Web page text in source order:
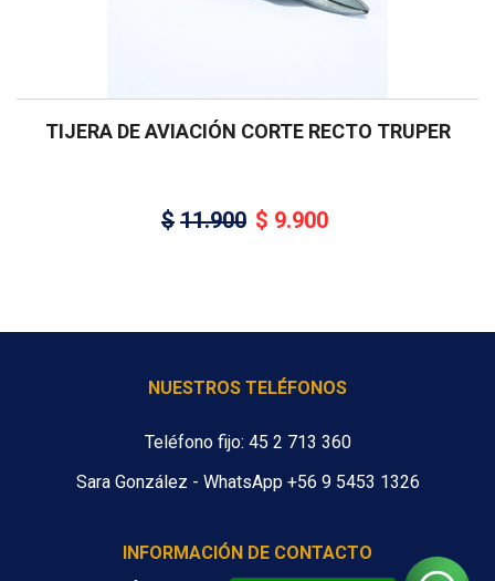
TIJERA DE AVIACIÓN CORTE RECTO TRUPER
$ 11.900 $ 9.900
NUESTROS TELÉFONOS
Teléfono fijo: 45 2 713 360
Sara González - WhatsApp +56 9 5453 1326
INFORMACIÓN DE CONTACTO